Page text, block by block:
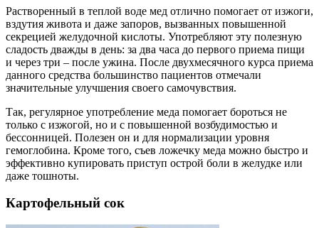
Растворенный в теплой воде мед отлично помогает от изжоги,
вздутия живота и даже запоров, вызванных повышенной
секрецией желудочной кислоты. Употребляют эту полезную
сладость дважды в день: за два часа до первого приема пищи
и через три – после ужина. После двухмесячного курса приема
данного средства большинство пациентов отмечали
значительные улучшения своего самочувствия.
Так, регулярное употребление меда помогает бороться не
только с изжогой, но и с повышенной возбудимостью и
бессонницей. Полезен он и для нормализации уровня
гемоглобина. Кроме того, съев ложечку меда можно быстро и
эффективно купировать приступ острой боли в желудке или
даже тошноты.
Картофельный сок